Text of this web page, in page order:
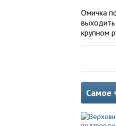
Омичка
выходить
крупном
Самое